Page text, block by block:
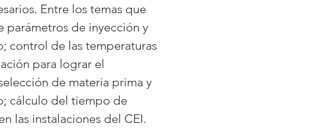
Entre los temas que
parámetros de inyección y
control de las temperaturas
para lograr el
de materia prima y
cálculo del tiempo de
las instalaciones del CEI.